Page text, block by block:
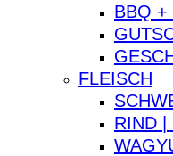
BBQ +
FLEISCH
RIND |